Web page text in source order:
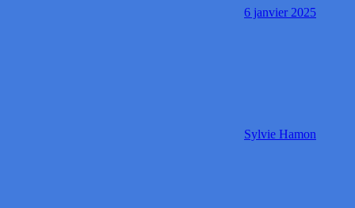
6 janvier 2025
Sylvie Hamon